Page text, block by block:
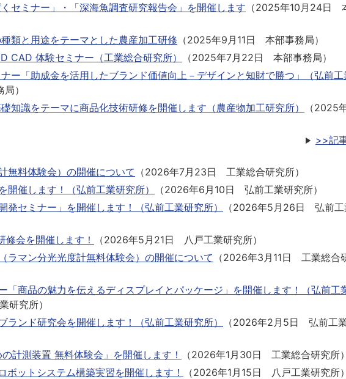
セミナー」・「深海魚調査研究報告会」を開催します （2025年10月24日
類と用途をテーマとした農産加工研修 （2025年9月11日 本部事務局）
CAD 体験セミナー（工業総合研究所）
（2025年7月22日 本部事務局）
ー「助成金を活用したブランド価値向上－デザインと知財で勝つ」（弘前工
局）
知識をテーマに商品化技術研修を開催します（農産物加工研究所）
（2025
>>記
無料体験会）の開催について （2026年7月23日 工業総合研究所）
開催します！（弘前工業研究所）
（2026年6月10日 弘前工業研究所）
発セミナー」を開催します！（弘前工業研究所）
（2026年5月26日
弘前
会を開催します！
（2026年5月21日 八戸工業研究所）
ラマン分光光度計無料体験会）の開催について （2026年3月11日
工業総合
「商品の魅力を伝えるディスプレイとパッケージ」を開催します！（弘前工
研究所）
ランド研究会を開催します！（弘前工業研究所）
（2026年2月5日
弘前工
計測装置 無料体験会」を開催します！
（2026年1月30日 工業総合研究所）
ボットシステム構築実習を開催します！
（2026年1月15日 八戸工業研究所）